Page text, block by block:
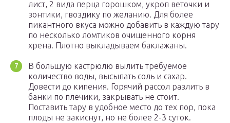
лист, 2 вида перца горошком, укроп веточки и
зонтики, гвоздику по желанию. Для более
пикантного вкуса можно добавить в каждую тару
по несколько ломтиков очищенного корня
хрена. Плотно выкладываем баклажаны.
В большую кастрюлю вылить требуемое
количество воды, высыпать соль и сахар.
Довести до кипения. Горячий рассол разлить в
банки по плечики, закрывать не стоит.
Поставить тару в удобное место до тех пор, пока
плоды не закиснут, но не более 2-3 суток.